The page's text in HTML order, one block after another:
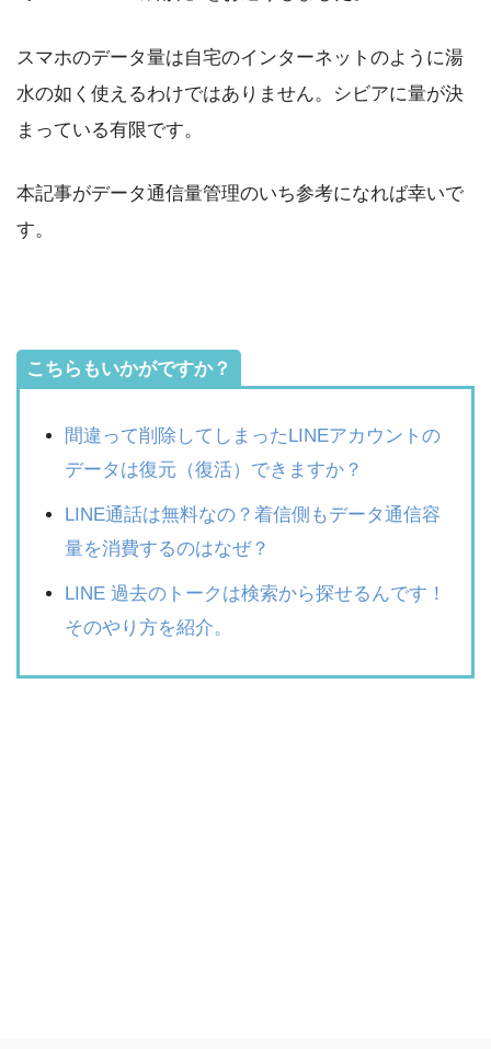
スマホのデータ量は自宅のインターネットのように湯
水の如く使えるわけではありません。シビアに量が決
まっている有限です。
本記事がデータ通信量管理のいち参考になれば幸いで
す。
こちらもいかがですか？
間違って削除してしまったLINEアカウントの
データは復元（復活）できますか？
LINE通話は無料なの？着信側もデータ通信容
量を消費するのはなぜ？
LINE 過去のトークは検索から探せるんです！
そのやり方を紹介。